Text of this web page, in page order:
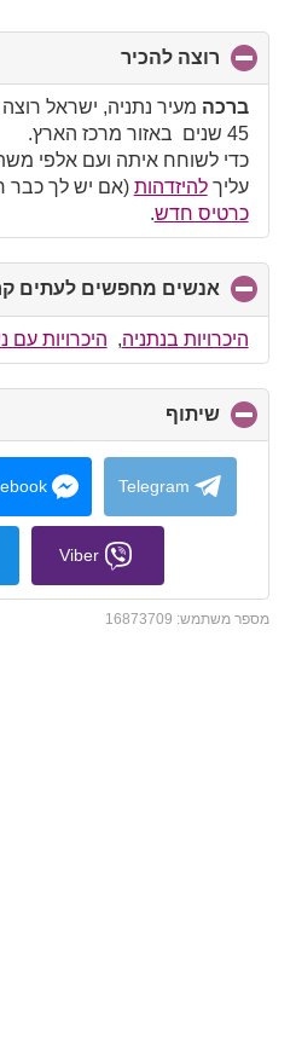
רוצה להכיר
to
collapse
contents
ברכה
45 שנים באזור מרכז הארץ.
כדי לשוחח איתה ועם אלפי
עליךלהיזדהות (אם יש לך כבר
כרטיס חדש.
אנשים מחפשים לעתים
היכרויות בנתניה, היכרויות עם
שיתוף
to
collapse
contents
Telegram
Viber
מספר משתמש: 16873709